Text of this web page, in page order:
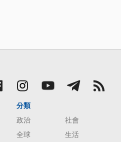
分類
政治
社會
全球
生活